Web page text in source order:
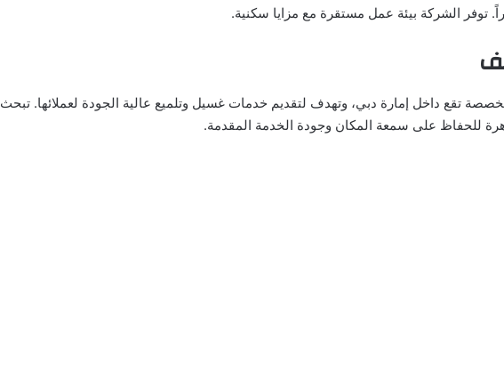
توفر الشركة بيئة عمل مستقرة مع مزايا سكنية.
تقع داخل إمارة دبي، وتهدف لتقديم خدمات غسيل وتلميع عالية الجودة لعملائها. تبحث
للحفاظ على سمعة المكان وجودة الخدمة المقدمة.